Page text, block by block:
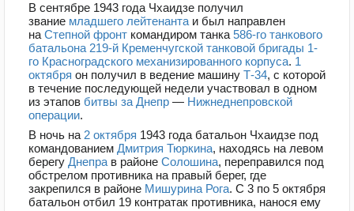
В сентябре 1943 года Чхаидзе получил
звание младшего лейтенанта и был направлен
на Степной фронт командиром танка 586-го танкового
батальона 219-й Кременчугской танковой бригады 1-
го Красноградского механизированного корпуса. 1
октября он получил в ведение машину Т-34, с которой
в течение последующей недели участвовал в одном
из этапов битвы за Днепр — Нижнеднепровской
операции.
В ночь на 2 октября 1943 года батальон Чхаидзе под
командованием Дмитрия Тюркина, находясь на левом
берегу Днепра в районе Солошина, переправился под
обстрелом противника на правый берег, где
закрепился в районе Мишурина Рога. С 3 по 5 октября
батальон отбил 19 контратак противника, нанося ему